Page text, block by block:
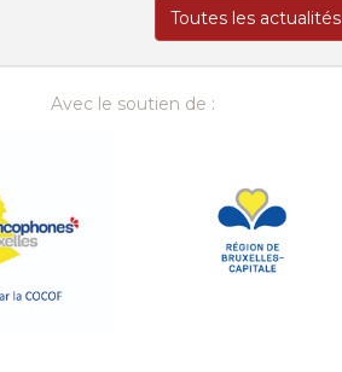
Toutes les actualités
Avec le soutien de :